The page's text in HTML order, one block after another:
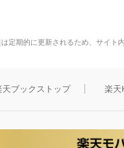
定期的に更新されるため、サイト
天ブックストップ 楽天